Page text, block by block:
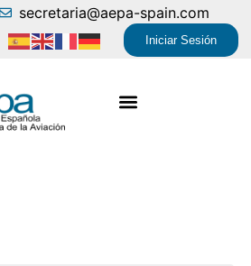
Iniciar Sesión
secretaria@aepa-spain.com